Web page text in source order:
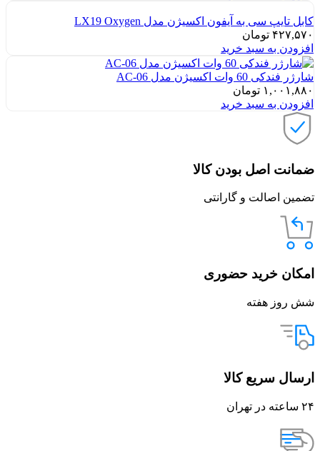
کابل تایپ سی به آیفون اکسیژن مدل LX19 Oxygen
۴۲۷,۵۷۰ تومان
افزودن به سبد خرید
شارژر فندکی 60 وات اکسیژن مدل AC-06
۱,۰۰۱,۸۸۰ تومان
افزودن به سبد خرید
ضمانت اصل بودن کالا
تضمین اصالت و گارانتی
امکان خرید حضوری
شش روز هفته
ارسال سریع کالا
۲۴ ساعته در تهران